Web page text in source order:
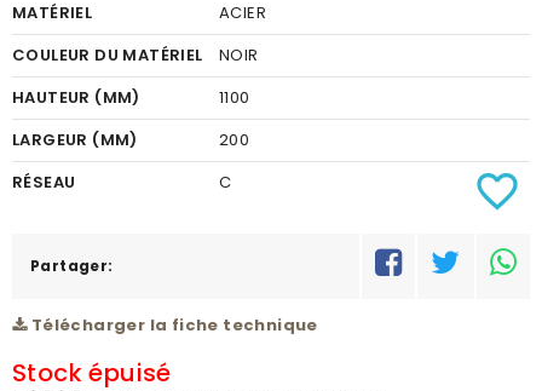
MATÉRIEL
ACIER
COULEUR DU MATÉRIEL
NOIR
HAUTEUR (MM)
1100
LARGEUR (MM)
200
RÉSEAU
C
Partager:
Télécharger la fiche technique
Stock épuisé
favorite_border